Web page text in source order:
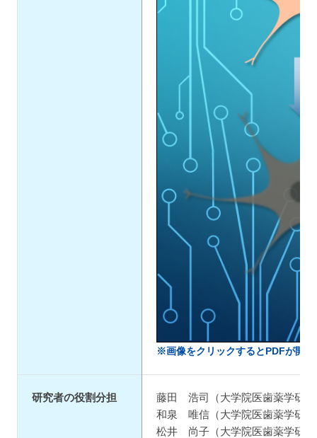
※画像をクリックするとPDFが開き
研究者の役割分担
藤田 浩司（大学院医歯薬学研究
和泉 唯信（大学院医歯薬学研究
松井 尚子（大学院医歯薬学研究